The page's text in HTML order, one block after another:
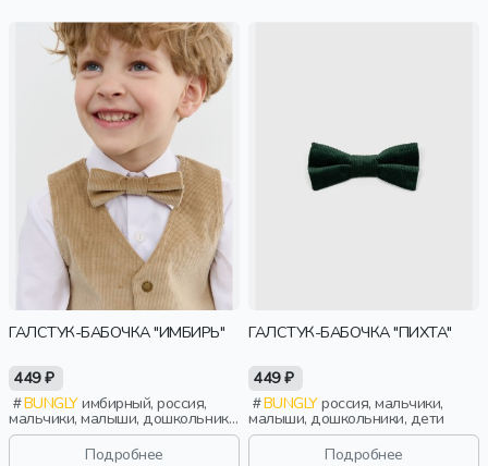
ГАЛСТУК-БАБОЧКА "ИМБИРЬ"
449 ₽
BUNGLYимбирный, россия,
мальчики, малыши, дошкольники,
дети
Подробнее
ГАЛСТУК-БАБОЧКА "ПИХТА"
449 ₽
BUNGLYроссия, мальчики,
малыши, дошкольники, дети
Подробнее